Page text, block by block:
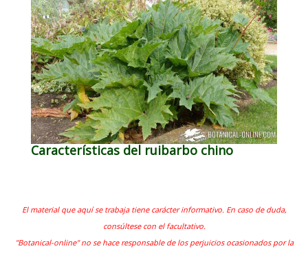
Características del ruibarbo chino
El material que aquí se trabaja tiene carácter informativo. En caso de duda,
consúltese con el facultativo.
"Botanical-online" no se hace responsable de los perjuicios ocasionados por la